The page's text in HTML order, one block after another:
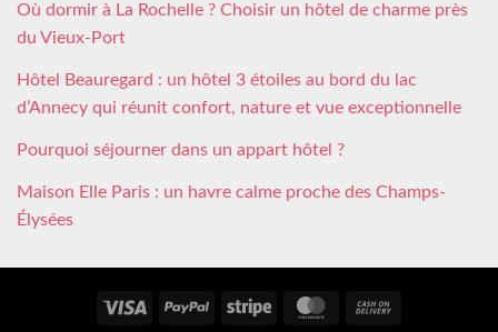
Où dormir à La Rochelle ? Choisir un hôtel de charme près
du Vieux-Port
Hôtel Beauregard : un hôtel 3 étoiles au bord du lac
d’Annecy qui réunit confort, nature et vue exceptionnelle
Pourquoi séjourner dans un appart hôtel ?
Maison Elle Paris : un havre calme proche des Champs-
Élysées
Visa PayPal Stripe MasterCard